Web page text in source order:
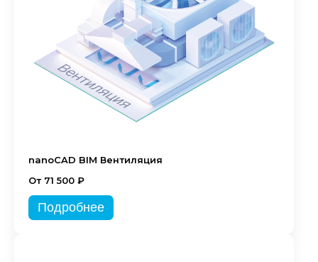
nanoCAD BIM Вентиляция
От 71 500 ₽
Подробнее